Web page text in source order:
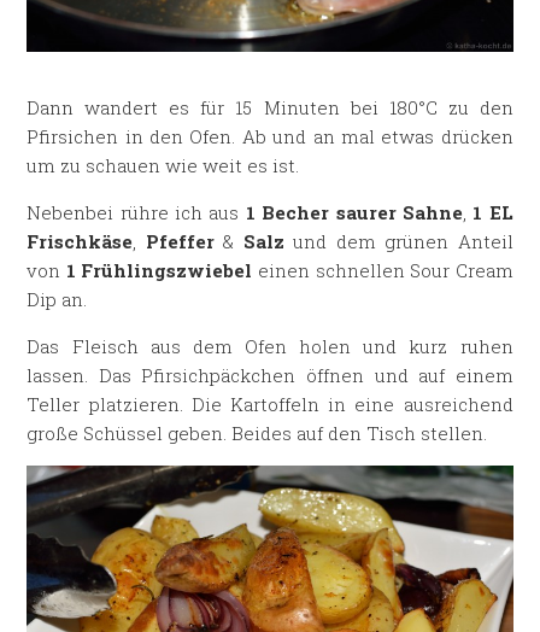
Dann wandert es für 15 Minuten bei 180°C zu den
Pfirsichen in den Ofen. Ab und an mal etwas drücken
um zu schauen wie weit es ist.
Nebenbei rühre ich aus 1 Becher saurer Sahne 1 EL
Frischkäse
Pfeffer& Salz und dem grünen Anteil
von 1 Frühlingszwiebel einen schnellen Sour Cream
Dip an.
Das Fleisch aus dem Ofen holen und kurz ruhen
lassen. Das Pfirsichpäckchen öffnen und auf einem
Teller platzieren. Die Kartoffeln in eine ausreichend
große Schüssel geben. Beides auf den Tisch stellen.